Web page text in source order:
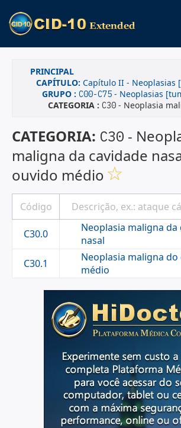
PRINCIPAL
CAPÍTULO: Capítulo II - Neoplasias
GRUPO : C00-C75 - Neoplasias [tumores] malignas(os), declaradas ou presumidas como primárias, de
CATEGORIA : C30 - Neoplasia maligna da
CATEGORIA: C30 -
maligna da cavidade
ouvido médio
C30.0
Neoplasia maligna da
nasal
C30.1
Neoplasia maligna
médio